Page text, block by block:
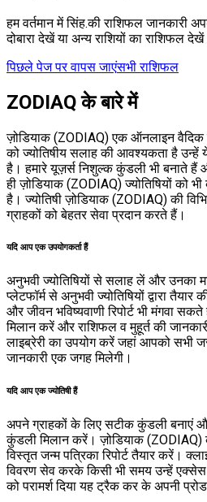
हम वर्तमान मेंसिंह.की राशिफल जानकारी
दोबारा देखें या अन्य राशियों का राशिफल
पिछले पेज पर वापस जाएंसभी राशिफल
ZODIAQ के बारे में
ज़ोडियाक (ZODIAQ) एक ऑनलाइन वैदिक
को ज्योतिषीय सलाह की आवश्यकता है उन्हें
है। हमारे यूज़र्स निशुल्क कुंडली भी बनाते
ही ज़ोडियाक (ZODIAQ) ज्योतिषियों को
है। ज्योतिषी ज़ोडियाक (ZODIAQ) की
ग्राहकों को बेहतर सेवा प्रदान करते हैं।
यदि आप एक उपयोगकर्ता हैं
अनुभवी ज्योतिषियों से सलाह लें और उनका
प्लेटफॉर्म से अनुभवी ज्योतिषियों द्वारा
और जीवन भविष्यवाणी रिपोर्ट भी मंगवा
मिलान करें और राशिफल व मुहूर्त की
लाइब्रेरी का उपयोग करें जहां आपको सभी
जानकारी एक जगह मिलेगी।
यदि आप एक ज्योतिषी हैं
अपने ग्राहकों के लिए सटीक कुंडली बनाएं
कुंडली मिलान करें। ज़ोडियाक
विस्तृत जन्म पत्रिका रिपोर्ट तैयार करें।
विवरण सेव करके किसी भी समय उन्हें
को परामर्श दिया यह ट्रैक कर के अपनी